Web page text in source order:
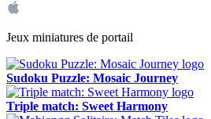
Jeux miniatures de portail
Sudoku Puzzle: Mosaic Journey
Triple match: Sweet Harmony